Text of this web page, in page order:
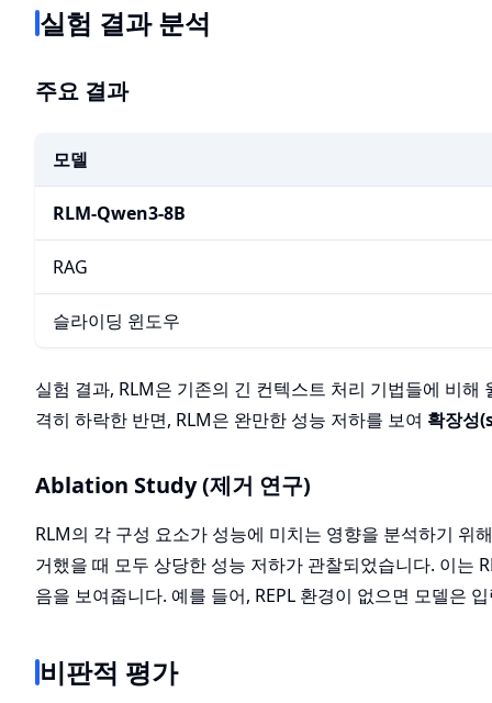
실험 결과 분석
주요 결과
모델
RLM-Qwen3-8B
RAG
슬라이딩 윈도우
실험 결과, RLM은 기존의 긴 컨텍스트 처리 기법들에 비
격히 하락한 반면, RLM은 완만한 성능 저하를 보여 확장성
Ablation Study (제거 연구)
RLM의 각 구성 요소가 성능에 미치는 영향을 분석하기 위
거했을 때 모두 상당한 성능 저하가 관찰되었습니다. 이는
음을 보여줍니다. 예를 들어, REPL 환경이 없으면 모델은
비판적 평가